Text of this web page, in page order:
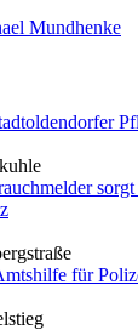
Mundhenke
für